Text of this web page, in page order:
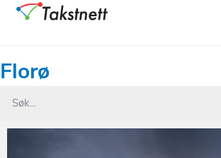
Florø